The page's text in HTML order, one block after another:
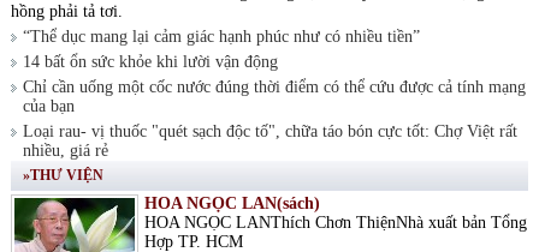
hồng phải tả tơi.
“Thể dục mang lại cảm giác hạnh phúc như có nhiều tiền”
14 bất ổn sức khỏe khi lười vận động
Chỉ cần uống một cốc nước đúng thời điểm có thể cứu được cả tính mạng
của bạn
Loại rau- vị thuốc "quét sạch độc tố", chữa táo bón cực tốt: Chợ Việt rất
nhiều, giá rẻ
»THƯ VIỆN
HOA NGỌC LAN(sách)
HOA NGỌC LANThích Chơn ThiệnNhà xuất bản Tổng
Hợp TP. HCM